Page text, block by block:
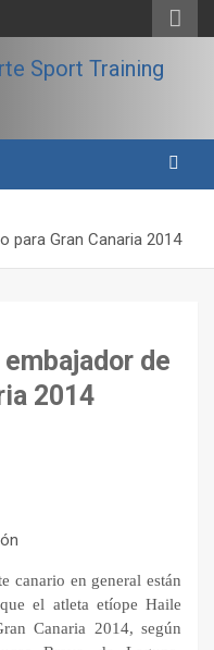
deporte
para Gran Canaria 2014
de
2014
canario en general están
el atleta etíope Haile
Canaria 2014, según